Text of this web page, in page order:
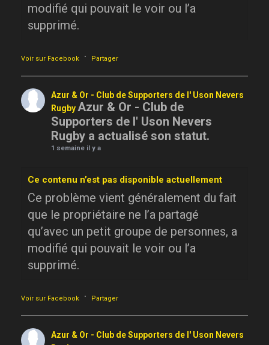
modifié qui pouvait le voir ou l’a
supprimé.
Voir sur Facebook · Partager
Azur & Or - Club de Supporters de l' Uson Nevers
RugbyAzur & Or - Club de
Supporters de l' Uson Nevers
Rugby a actualisé son statut.
1 semaine il y a
Ce contenu n’est pas disponible actuellement
Ce problème vient généralement du fait
que le propriétaire ne l’a partagé
qu’avec un petit groupe de personnes, a
modifié qui pouvait le voir ou l’a
supprimé.
Voir sur Facebook · Partager
Azur & Or - Club de Supporters de l' Uson Nevers